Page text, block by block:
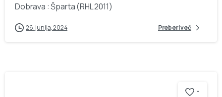
Dobrava : Šparta (RHL 2011)
26. junija, 2024 Preberi več
-